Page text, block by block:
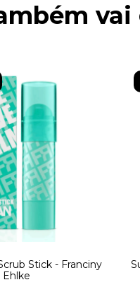
vai
Stick - Franciny
Ehlke